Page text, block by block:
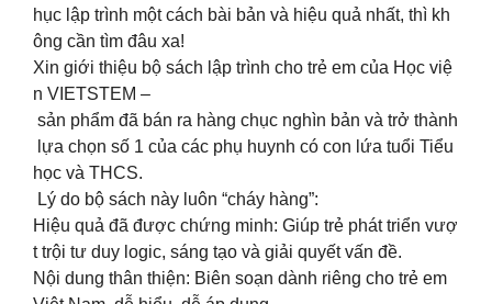
hục lập trình một cách bài bản và hiệu quả nhất, thì kh
ông cần tìm đâu xa!
Xin giới thiệu bộ sách lập trình cho trẻ em của Học việ
n VIETSTEM –
sản phẩm đã bán ra hàng chục nghìn bản và trở thành
lựa chọn số 1 của các phụ huynh có con lứa tuổi Tiểu
học và THCS.
Lý do bộ sách này luôn “cháy hàng”:
Hiệu quả đã được chứng minh: Giúp trẻ phát triển vượ
t trội tư duy logic, sáng tạo và giải quyết vấn đề.
Nội dung thân thiện: Biên soạn dành riêng cho trẻ em